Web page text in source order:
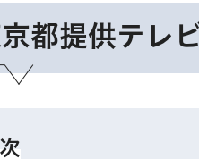
都提供テレ